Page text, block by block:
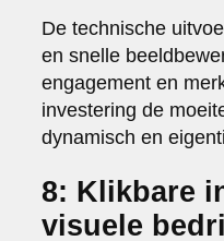
De technische
en snelle
engagement en
investering de
dynamisch en
8: Klikbare
visuele